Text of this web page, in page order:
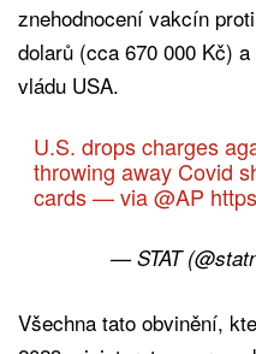
znehodnocení vakcín
dolarů (cca 670 000 Kč)
vládu USA.
U.S. drops charges
throwing away Covid
cards — via@AP
— STAT
Všechna tato obvinění,